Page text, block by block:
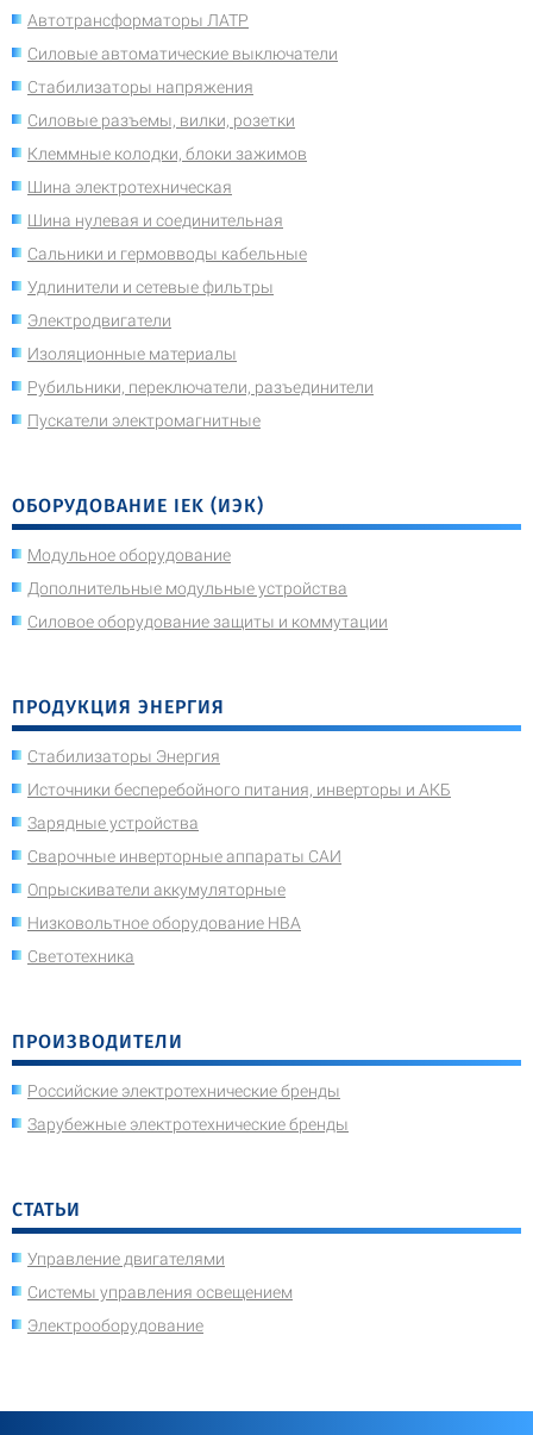
Автотрансформаторы ЛАТР
Силовые автоматические выключатели
Стабилизаторы напряжения
Силовые разъемы, вилки, розетки
Клеммные колодки, блоки зажимов
Шина электротехническая
Шина нулевая и соединительная
Сальники и гермовводы кабельные
Удлинители и сетевые фильтры
Электродвигатели
Изоляционные материалы
Рубильники, переключатели, разъединители
Пускатели электромагнитные
ОБОРУДОВАНИЕ IEK (ИЭК)
Модульное оборудование
Дополнительные модульные устройства
Силовое оборудование защиты и коммутации
ПРОДУКЦИЯ ЭНЕРГИЯ
Стабилизаторы Энергия
Источники бесперебойного питания, инверторы и АКБ
Зарядные устройства
Сварочные инверторные аппараты САИ
Опрыскиватели аккумуляторные
Низковольтное оборудование НВА
Светотехника
ПРОИЗВОДИТЕЛИ
Российские электротехнические бренды
Зарубежные электротехнические бренды
СТАТЬИ
Управление двигателями
Системы управления освещением
Электрооборудование